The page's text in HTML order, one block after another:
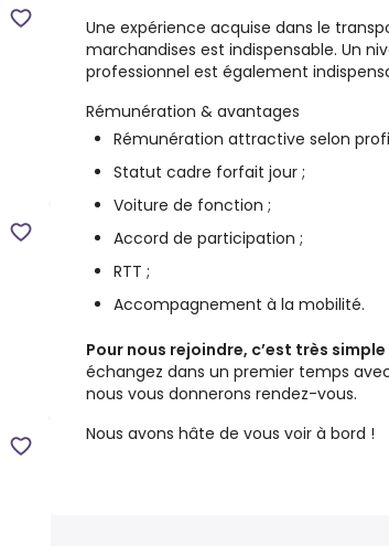
Une expérience acquise dans le
marchandises est indispensable. Un
professionnel est également
Rémunération & avantages
Rémunération attractive selon
Statut cadre forfait jour ;
Voiture de fonction ;
Accord de participation ;
RTT ;
Accompagnement à la mobilité.
Pour nous rejoindre, c’est très simple
échangez dans un premier temps avec
nous vous donnerons rendez-vous.
Nous avons hâte de vous voir à bord !